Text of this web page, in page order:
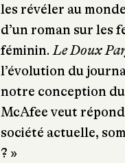
les révéler au
d’un roman sur les
féminin.Le Doux
l’évolution du
notre conception
McAfee veut
société actuelle,
? »